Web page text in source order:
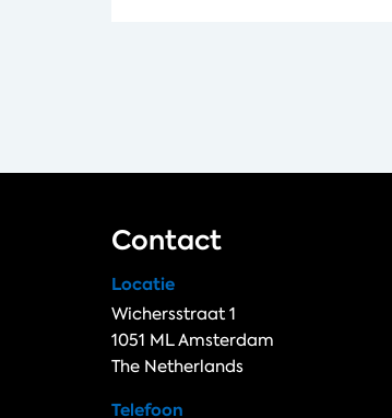
Contact
Locatie
Wichersstraat 1
1051 ML Amsterdam
The Netherlands
Telefoon